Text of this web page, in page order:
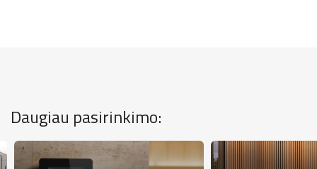
Daugiau pasirinkimo: